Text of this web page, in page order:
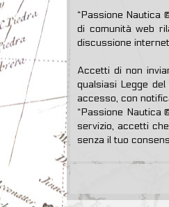
“Passione Nautica
di comunità web
discussione
Accetti di non
qualsiasi Legge
accesso, con
“Passione Nautica
servizio, accetti
senza il tuo